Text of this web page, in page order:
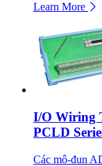
Learn More
I/O Wiring
PCLD
Các mô-đun